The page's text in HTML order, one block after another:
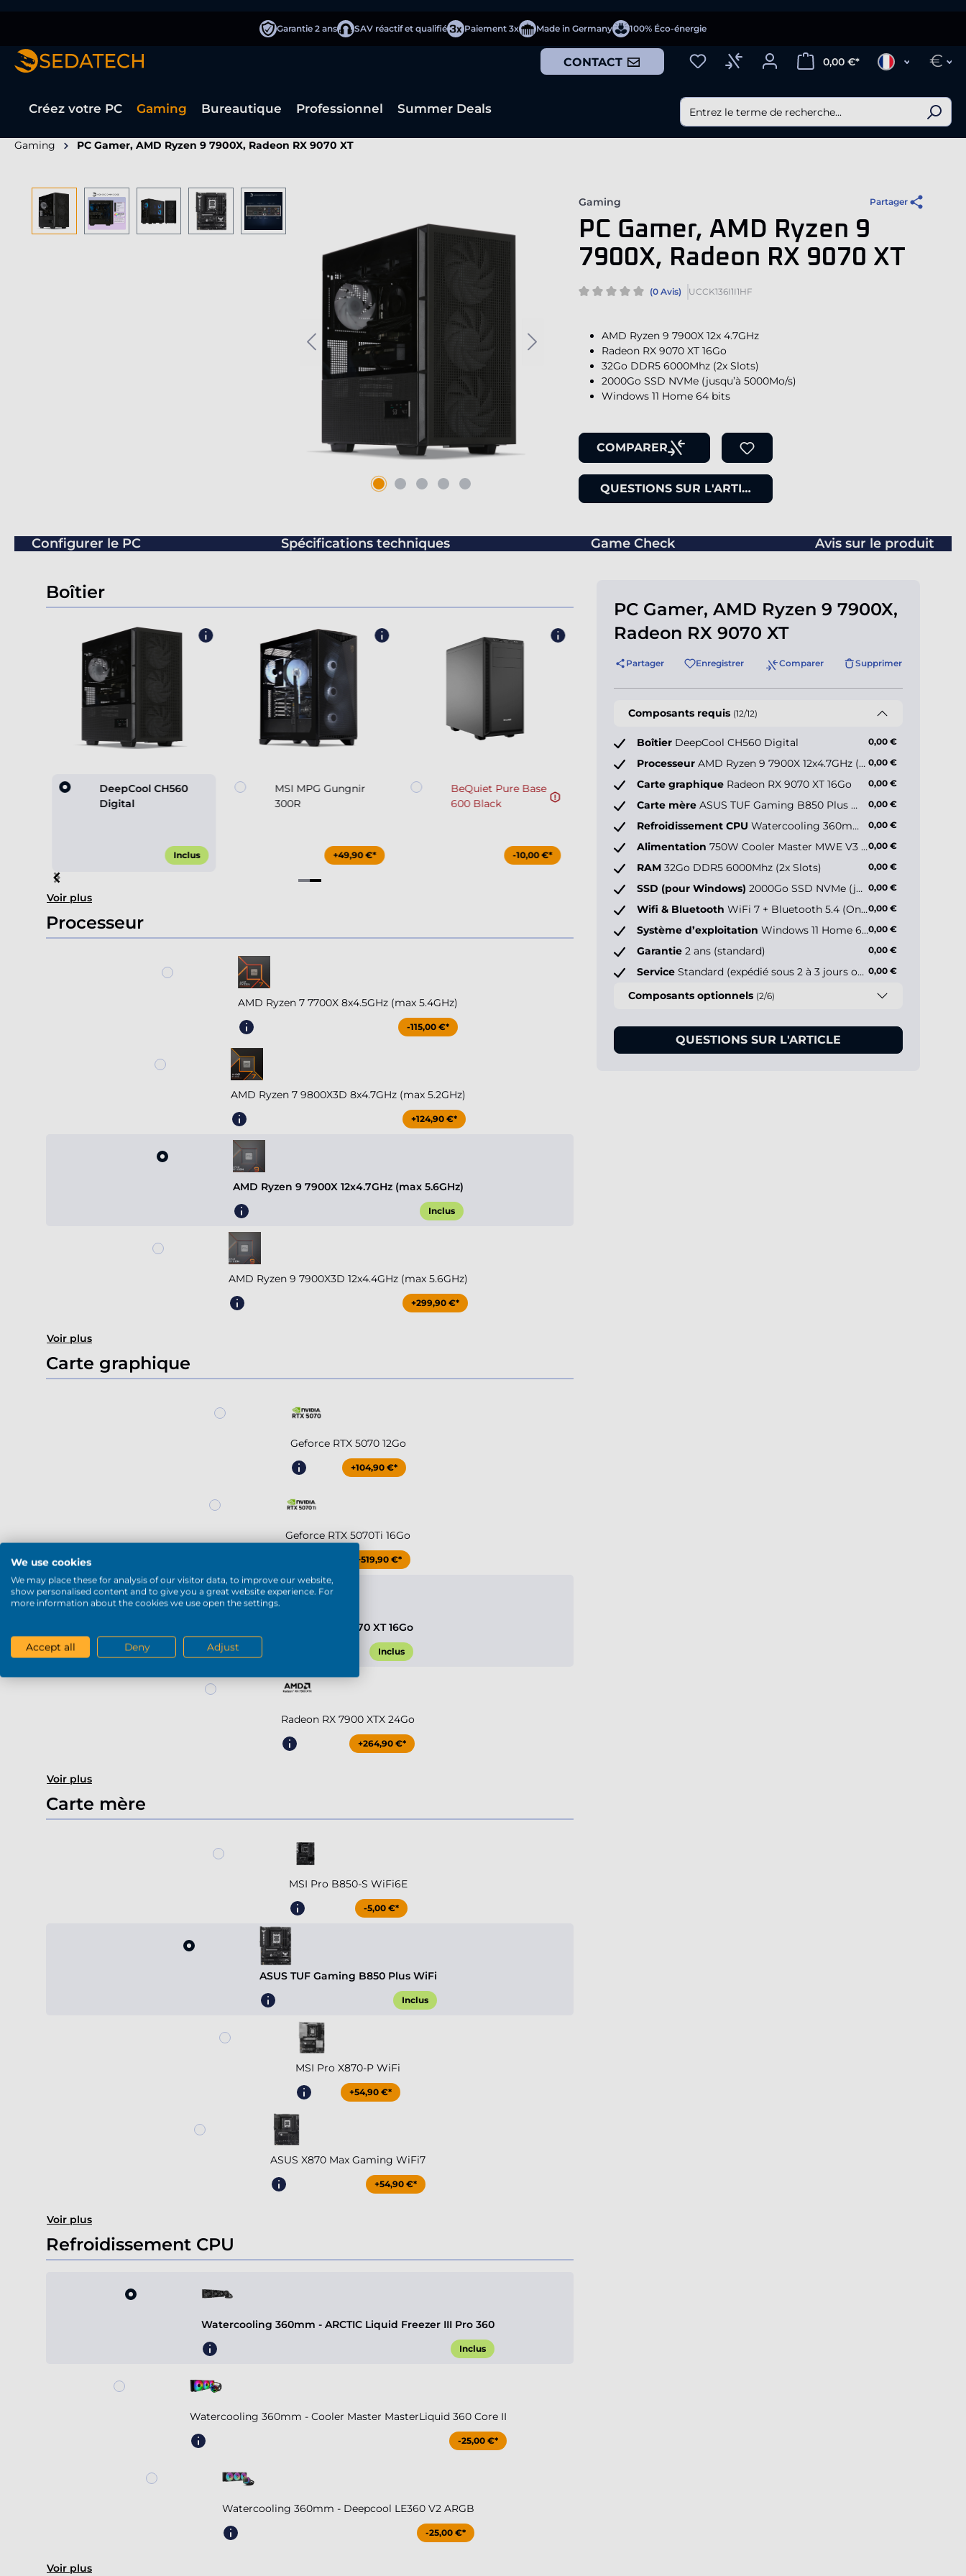
Garantie 2 ans SAV réactif et qualifié Paiement 3x Made in Germany 100% Éco-énergie
CONTACT 0,00 €* €
Créez votre PC Gaming Bureautique Professionnel Summer Deals
Gaming PC Gamer, AMD Ryzen 9 7900X, Radeon RX 9070 XT
Ignorer la galerie d'images
Gaming Partager
PC Gamer, AMD Ryzen 9
7900X, Radeon RX 9070 XT
(0 Avis) UCCK136I1I1HF
AMD Ryzen 9 7900X 12x 4.7GHz
Radeon RX 9070 XT 16Go
32Go DDR5 6000Mhz (2x Slots)
2000Go SSD NVMe (jusqu’à 5000Mo/s)
Windows 11 Home 64 bits
COMPARER
QUESTIONS SUR L'ARTICLE
Configurer le PC Spécifications techniques Game Check Avis sur le produit
Boîtier
DeepCool CH560
Digital
Inclus
MSI MPG Gungnir
300R
+49,90 €*
BeQuiet Pure Base
600 Black
-10,00 €*
Item
2
of
4
Voir plus
Processeur
AMD Ryzen 7 7700X 8x4.5GHz (max 5.4GHz)
-115,00 €*
AMD Ryzen 7 9800X3D 8x4.7GHz (max 5.2GHz)
+124,90 €*
AMD Ryzen 9 7900X 12x4.7GHz (max 5.6GHz)
Inclus
AMD Ryzen 9 7900X3D 12x4.4GHz (max 5.6GHz)
+299,90 €*
Voir plus
Carte graphique
Geforce RTX 5070 12Go
+104,90 €*
Geforce RTX 5070Ti 16Go
+519,90 €*
Radeon RX 9070 XT 16Go
Inclus
Radeon RX 7900 XTX 24Go
+264,90 €*
Voir plus
Carte mère
MSI Pro B850-S WiFi6E
-5,00 €*
ASUS TUF Gaming B850 Plus WiFi
Inclus
MSI Pro X870-P WiFi
+54,90 €*
ASUS X870 Max Gaming WiFi7
+54,90 €*
Voir plus
Refroidissement CPU
Watercooling 360mm - ARCTIC Liquid Freezer III Pro 360
Inclus
Watercooling 360mm - Cooler Master MasterLiquid 360 Core II
-25,00 €*
Watercooling 360mm - Deepcool LE360 V2 ARGB
-25,00 €*
Voir plus
PC Gamer, AMD Ryzen 9 7900X,
Radeon RX 9070 XT
Partager Enregistrer Comparer Supprimer
Composants requis (12/12)
Boîtier DeepCool CH560 Digital 0,00 €
Processeur AMD Ryzen 9 7900X 12x4.7GHz (max 5.6GHz) 0,00 €
Carte graphique Radeon RX 9070 XT 16Go 0,00 €
Carte mère ASUS TUF Gaming B850 Plus WiFi 0,00 €
Refroidissement CPU Watercooling 360mm - ARCTIC Liquid Freezer III Pro 360 0,00 €
Alimentation 750W Cooler Master MWE V3 (80+ Gold)0,00 €
RAM 32Go DDR5 6000Mhz (2x Slots) 0,00 €
SSD (pour Windows) 2000Go SSD NVMe (jusqu’à 5000Mo/s) 0,00 €
Wifi & Bluetooth WiFi 7 + Bluetooth 5.4 (Onboard)0,00 €
Système d’exploitation Windows 11 Home 64 bits FR0,00 €
Garantie 2 ans (standard) 0,00 €
Service Standard (expédié sous 2 à 3 jours ouvrés) 0,00 €
Composants optionnels (2/6)
QUESTIONS SUR L'ARTICLE
We use cookies
We may place these for analysis of our visitor data, to improve our website,
show personalised content and to give you a great website experience. For
more information about the cookies we use open the settings.
Accept all Deny Adjust